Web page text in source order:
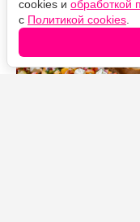
cookies и обработкой
с Политикой cookies